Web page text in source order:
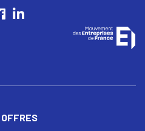
OFFRES